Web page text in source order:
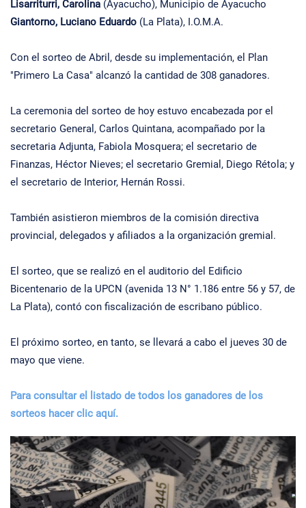
Lisarriturri, Carolina (Ayacucho), Municipio de Ayacucho
Giantorno, Luciano Eduardo (La Plata), I.O.M.A.
Con el sorteo de Abril, desde su implementación, el Plan
"Primero La Casa" alcanzó la cantidad de 308 ganadores.
La ceremonia del sorteo de hoy estuvo encabezada por el
secretario General, Carlos Quintana, acompañado por la
secretaria Adjunta, Fabiola Mosquera; el secretario de
Finanzas, Héctor Nieves; el secretario Gremial, Diego Rétola; y
el secretario de Interior, Hernán Rossi.
También asistieron miembros de la comisión directiva
provincial, delegados y afiliados a la organización gremial.
El sorteo, que se realizó en el auditorio del Edificio
Bicentenario de la UPCN (avenida 13 N° 1.186 entre 56 y 57, de
La Plata), contó con fiscalización de escribano público.
El próximo sorteo, en tanto, se llevará a cabo el jueves 30 de
mayo que viene.
Para consultar el listado de todos los ganadores de los
sorteos hacer clic aquí.